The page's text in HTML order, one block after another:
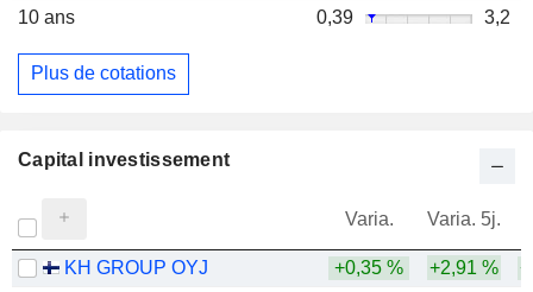
10 ans
0,39 3,2
Plus de cotations
Capital investissement
Varia. Varia. 5j.
KH GROUP OYJ +0,35 % +2,91 %